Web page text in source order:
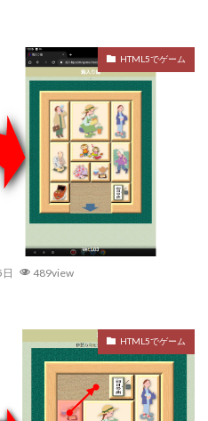
HTML5でゲーム
489view
HTML5でゲーム